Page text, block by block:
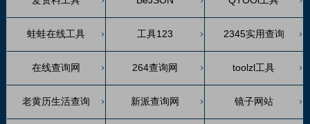
蛙蛙在线工具 工具123 2345实用查询
在线查询网 264查询网 toolzl工具
老黄历生活查询 新派查询网 镜子网站